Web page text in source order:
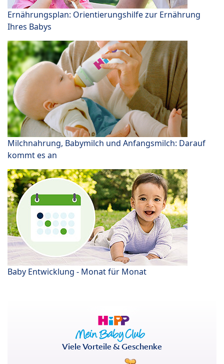
Ernährungsplan: Orientierungshilfe zur Ernährung
Ihres Babys
Milchnahrung, Babymilch und Anfangsmilch: Darauf
kommt es an
Baby Entwicklung - Monat für Monat
Viele Vorteile & Geschenke